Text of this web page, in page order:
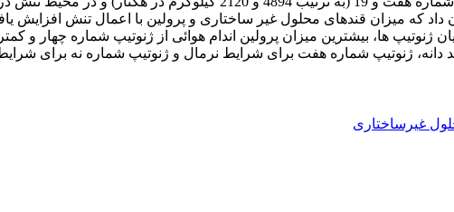
ژنوتیپ شماره هفت برای شرایط نرمال و ژنوتیپ شماره نه برای
غیرساختاری